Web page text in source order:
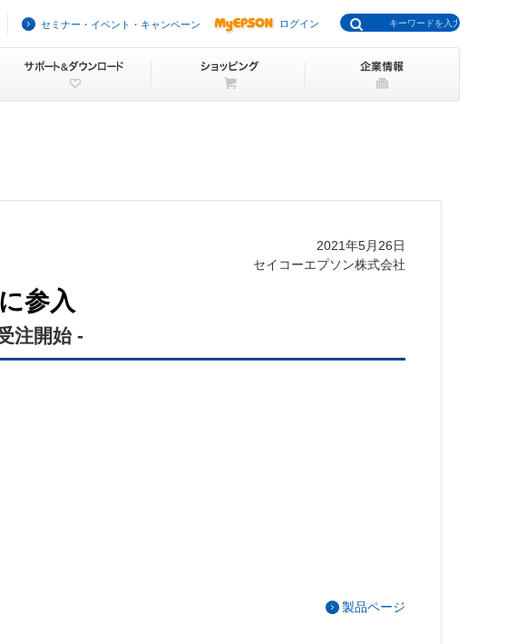
セミナー・イベント・キャンペーン ログイン
2021年5月26日
セイコーエプソン株式会社
参入
注開始 -
製品ページ